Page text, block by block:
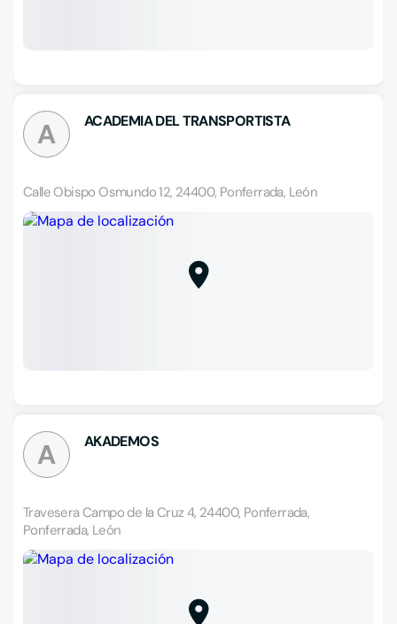
A ACADEMIA DEL TRANSPORTISTA
Calle Obispo Osmundo 12, 24400, Ponferrada, León
A AKADEMOS
Travesera Campo de la Cruz 4, 24400, Ponferrada,
Ponferrada, León